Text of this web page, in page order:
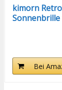
kimorn Retro
Bei